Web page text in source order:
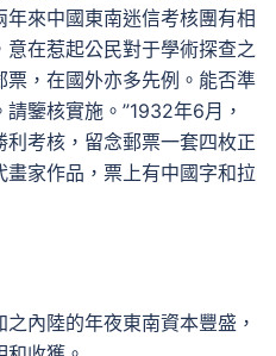
來中國東南迷信考核團有相
在惹起公民對于學術探查之
，在國外亦多先例。能否準
鑒核實施。”1932年6月，
考核，留念郵票一套四枚正
家作品，票上有中國字和拉
內陸的年夜東南資本豐盛，